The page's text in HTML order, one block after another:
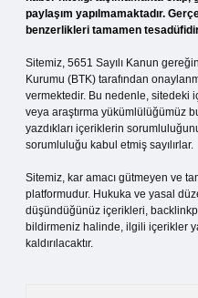
paylaşım yapılmamaktadır.
benzerlikleri tamamen
Sitemiz, 5651 Sayılı Kanun
Kurumu (BTK) tarafından
vermektedir. Bu nedenle, sitedeki
veya araştırma yükümlülüğümüz
yazdıkları içeriklerin
sorumluluğu kabul etmiş sayılırlar.
Sitemiz, kar amacı gütmeyen ve
platformudur. Hukuka ve yasal
düşündüğünüz içerikleri,
bildirmeniz halinde, ilgili içerikler
kaldırılacaktır.